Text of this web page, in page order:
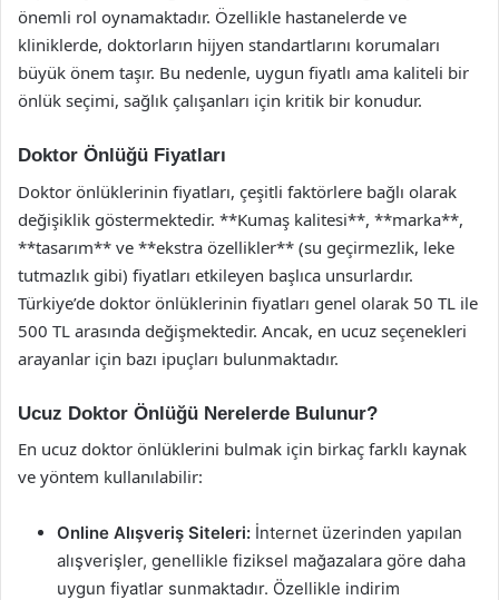
önemli rol oynamaktadır. Özellikle hastanelerde ve
kliniklerde, doktorların hijyen standartlarını korumaları
büyük önem taşır. Bu nedenle, uygun fiyatlı ama kaliteli bir
önlük seçimi, sağlık çalışanları için kritik bir konudur.
Doktor Önlüğü Fiyatları
Doktor önlüklerinin fiyatları, çeşitli faktörlere bağlı olarak
değişiklik göstermektedir. **Kumaş kalitesi**, **marka**,
**tasarım** ve **ekstra özellikler** (su geçirmezlik, leke
tutmazlık gibi) fiyatları etkileyen başlıca unsurlardır.
Türkiye’de doktor önlüklerinin fiyatları genel olarak 50 TL ile
500 TL arasında değişmektedir. Ancak, en ucuz seçenekleri
arayanlar için bazı ipuçları bulunmaktadır.
Ucuz Doktor Önlüğü Nerelerde Bulunur?
En ucuz doktor önlüklerini bulmak için birkaç farklı kaynak
ve yöntem kullanılabilir:
Online Alışveriş Siteleri: İnternet üzerinden yapılan
alışverişler, genellikle fiziksel mağazalara göre daha
uygun fiyatlar sunmaktadır. Özellikle indirim